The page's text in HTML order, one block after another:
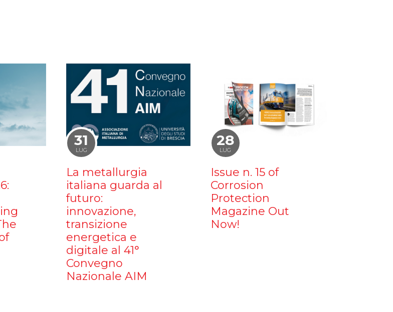
31
LUG
La metallurgia
italiana guarda al
futuro:
innovazione,
transizione
energetica e
digitale al 41°
Convegno
Nazionale AIM
28
LUG
Issue n. 15 of
Corrosion
Protection
Magazine Out
Now!